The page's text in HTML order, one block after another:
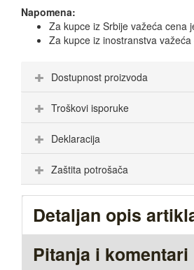
Napomena:
Za kupce iz Srbije važeća cena
Za kupce iz inostranstva
Dostupnost proizvoda
Troškovi isporuke
Deklaracija
Zaštita potrošača
Detaljan opis
Pitanja i komentari